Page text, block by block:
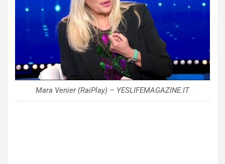
Mara Venier (RaiPlay) – YESLIFEMAGAZINE.IT